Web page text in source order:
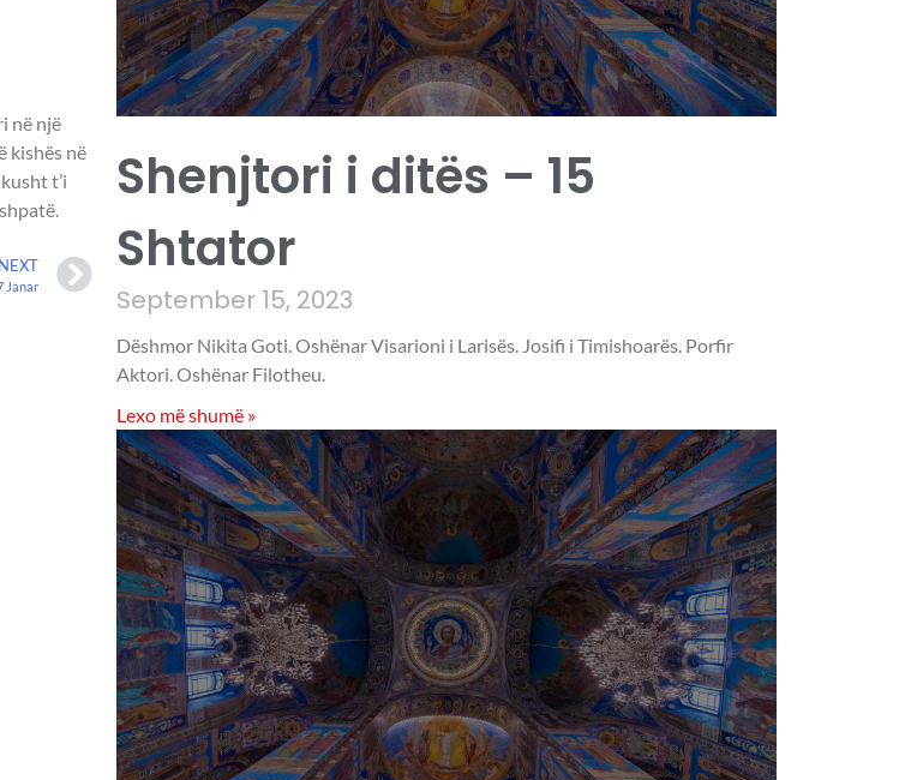
në një
kishës në
t’i
NEXT
Janar
Shenjtori i ditës – 15
Shtator
September 15, 2023
Dëshmor Nikita Goti. Oshënar Visarioni i Larisës. Josifi i Timishoarës. Porfir
Aktori. Oshënar Filotheu.
Lexo më shumë »